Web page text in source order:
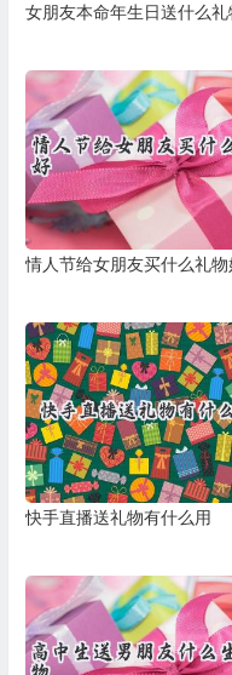
女朋友本命年生日送什么礼
情人节给女朋友买什么礼物
快手直播送礼物有什么用